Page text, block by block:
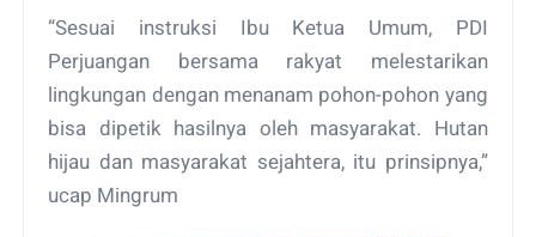
“Sesuai instruksi Ibu Ketua Umum, PDI
Perjuangan bersama rakyat melestarikan
lingkungan dengan menanam pohon-pohon yang
bisa dipetik hasilnya oleh masyarakat. Hutan
hijau dan masyarakat sejahtera, itu prinsipnya,”
ucap Mingrum